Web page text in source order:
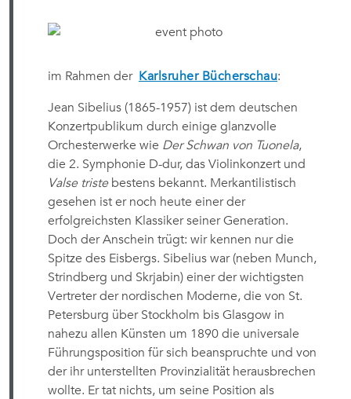
im Rahmen der Karlsruher Bücherschau:
Jean Sibelius (1865-1957) ist dem deutschen
Konzertpublikum durch einige glanzvolle
Orchesterwerke wie Der Schwan von Tuonela,
die 2. Symphonie D-dur, das Violinkonzert und
Valse tristebestens bekannt. Merkantilistisch
gesehen ist er noch heute einer der
erfolgreichsten Klassiker seiner Generation.
Doch der Anschein trügt: wir kennen nur die
Spitze des Eisbergs. Sibelius war (neben Munch,
Strindberg und Skrjabin) einer der wichtigsten
Vertreter der nordischen Moderne, die von St.
Petersburg über Stockholm bis Glasgow in
nahezu allen Künsten um 1890 die universale
Führungsposition für sich beanspruchte und von
der ihr unterstellten Provinzialität herausbrechen
wollte. Er tat nichts, um seine Position als